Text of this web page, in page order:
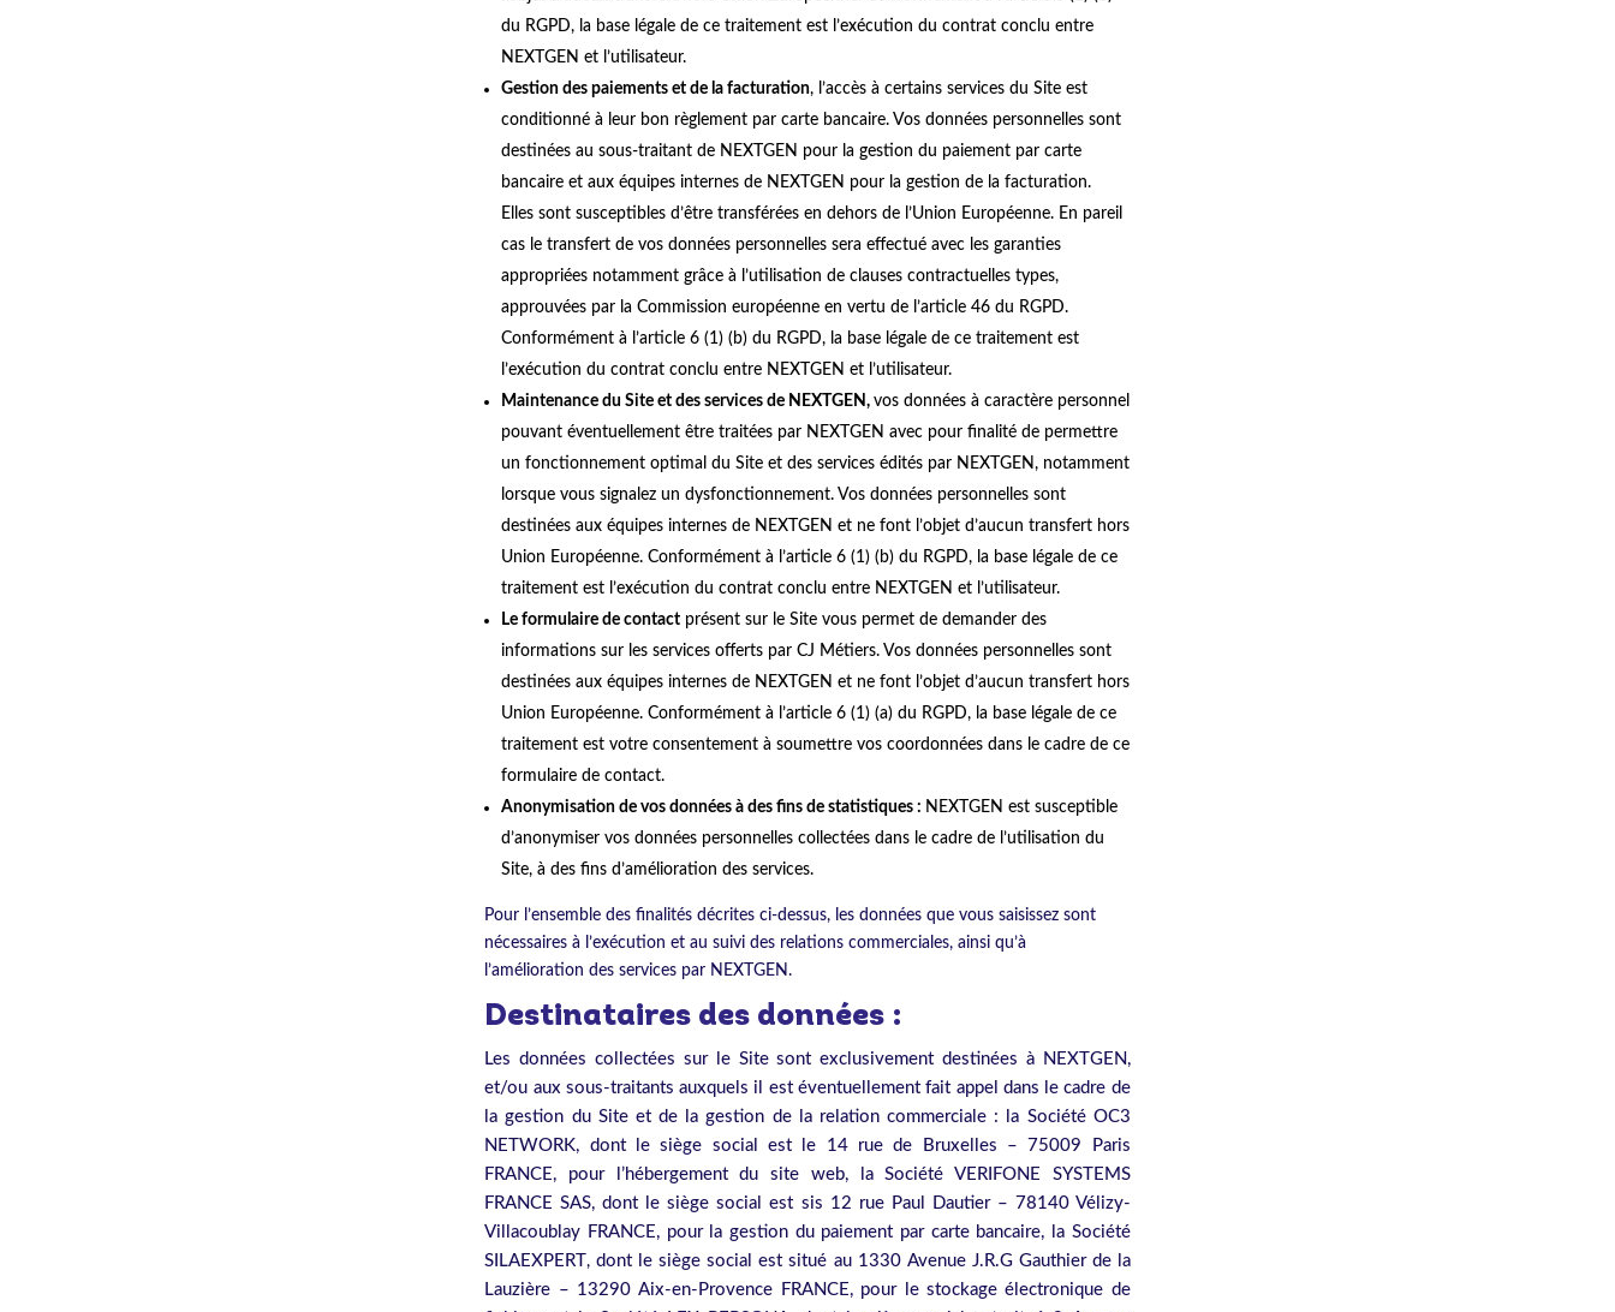
du RGPD, la base légale de ce traitement est l’exécution du contrat conclu entre
NEXTGEN et l’utilisateur.
Gestion des paiements et de la facturation, l’accès à certains services du Site est
conditionné à leur bon règlement par carte bancaire. Vos données personnelles sont
destinées au sous-traitant de NEXTGEN pour la gestion du paiement par carte
bancaire et aux équipes internes de NEXTGEN pour la gestion de la facturation.
Elles sont susceptibles d’être transférées en dehors de l’Union Européenne. En pareil
cas le transfert de vos données personnelles sera effectué avec les garanties
appropriées notamment grâce à l’utilisation de clauses contractuelles types,
approuvées par la Commission européenne en vertu de l’article 46 du RGPD.
Conformément à l’article 6 (1) (b) du RGPD, la base légale de ce traitement est
l’exécution du contrat conclu entre NEXTGEN et l’utilisateur.
Maintenance du Site et des services de NEXTGEN,vos données à caractère personnel
pouvant éventuellement être traitées par NEXTGEN avec pour finalité de permettre
un fonctionnement optimal du Site et des services édités par NEXTGEN, notamment
lorsque vous signalez un dysfonctionnement. Vos données personnelles sont
destinées aux équipes internes de NEXTGEN et ne font l’objet d’aucun transfert hors
Union Européenne. Conformément à l’article 6 (1) (b) du RGPD, la base légale de ce
traitement est l’exécution du contrat conclu entre NEXTGEN et l’utilisateur.
Le formulaire de contact présent sur le Site vous permet de demander des
informations sur les services offerts par CJ Métiers. Vos données personnelles sont
destinées aux équipes internes de NEXTGEN et ne font l’objet d’aucun transfert hors
Union Européenne. Conformément à l’article 6 (1) (a) du RGPD, la base légale de ce
traitement est votre consentement à soumettre vos coordonnées dans le cadre de ce
formulaire de contact.
Anonymisation de vos données à des fins de statistiques : NEXTGEN est susceptible
d’anonymiser vos données personnelles collectées dans le cadre de l’utilisation du
Site, à des fins d’amélioration des services.
Pour l’ensemble des finalités décrites ci-dessus, les données que vous saisissez sont
nécessaires à l’exécution et au suivi des relations commerciales, ainsi qu’à
l’amélioration des services par NEXTGEN.
Destinataires des données :
Les données collectées sur le Site sont exclusivement destinées à NEXTGEN,
et/ou aux sous-traitants auxquels il est éventuellement fait appel dans le cadre de
la gestion du Site et de la gestion de la relation commerciale : la Société OC3
NETWORK, dont le siège social est le 14 rue de Bruxelles – 75009 Paris
FRANCE, pour l’hébergement du site web, la Société VERIFONE SYSTEMS
FRANCE SAS, dont le siège social est sis 12 rue Paul Dautier – 78140 Vélizy-
Villacoublay FRANCE, pour la gestion du paiement par carte bancaire, la Société
SILAEXPERT,dont le siège social est situé au 1330 Avenue J.R.G Gauthier de la
Lauzière – 13290 Aix-en-Provence FRANCE, pour le stockage électronique de